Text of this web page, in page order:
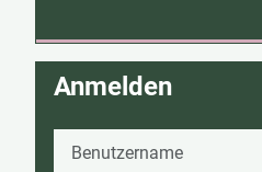
Anmelden
Benutzername